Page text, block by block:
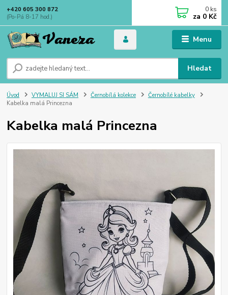
Menu
Hledat
+420 605 300 872
(Po-Pá 8-17 hod.)
0 ks
za 0 Kč
Úvod VYMALUJ SI SÁM Černobílá kolekce
Černobílé kabelky
Kabelka malá Princezna
Kabelka malá Princezna